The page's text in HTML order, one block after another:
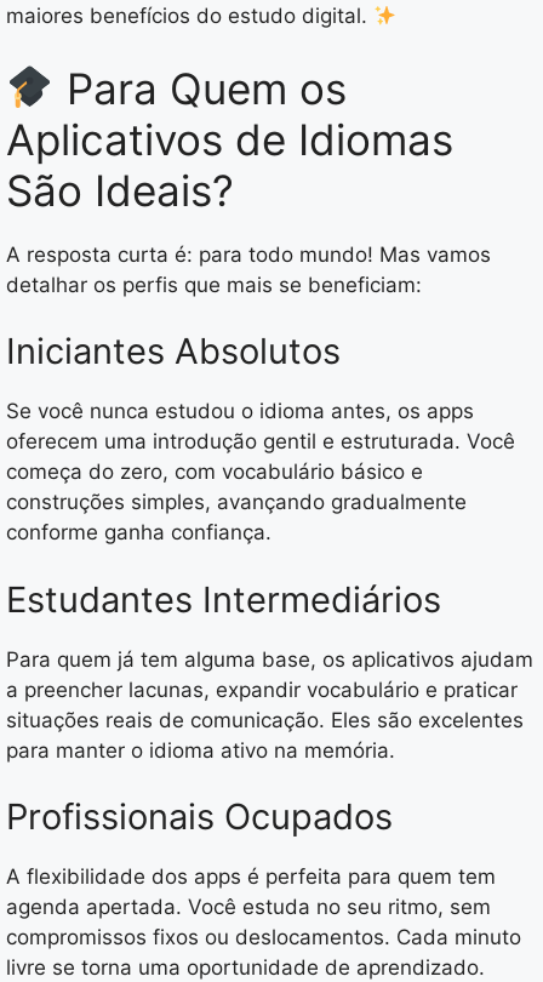
maiores benefícios do estudo digital.
Para Quem os
Aplicativos de Idiomas
São Ideais?
A resposta curta é: para todo mundo! Mas vamos
detalhar os perfis que mais se beneficiam:
Iniciantes Absolutos
Se você nunca estudou o idioma antes, os apps
oferecem uma introdução gentil e estruturada. Você
começa do zero, com vocabulário básico e
construções simples, avançando gradualmente
conforme ganha confiança.
Estudantes Intermediários
Para quem já tem alguma base, os aplicativos ajudam
a preencher lacunas, expandir vocabulário e praticar
situações reais de comunicação. Eles são excelentes
para manter o idioma ativo na memória.
Profissionais Ocupados
A flexibilidade dos apps é perfeita para quem tem
agenda apertada. Você estuda no seu ritmo, sem
compromissos fixos ou deslocamentos. Cada minuto
livre se torna uma oportunidade de aprendizado.